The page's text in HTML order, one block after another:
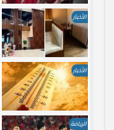
الأخبار
الأخبار
الرياضة